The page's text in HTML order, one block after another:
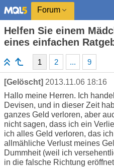
Forum
Helfen Sie einem
eines einfachen
1 2 ... 9
[Gelöscht] 2013.11.06 18:16
Hallo meine Herren. Ich
Devisen, und in dieser Zeit
ganzes Geld verloren, aber
nicht sagen, dass ich ein
ich alles Geld verloren, das
allmähliche Verlust meines
Dummheit (weil ich
in die falsche Richtung